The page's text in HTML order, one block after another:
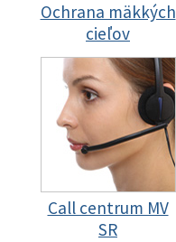
Ochrana mäkkých
cieľov
Call centrum MV
SR